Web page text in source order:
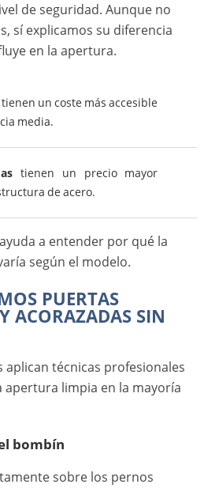
de seguridad. Aunque no
sí explicamos su diferencia
en la apertura.
tienen un coste más accesible
media.
tienen un precio mayor
de acero.
a entender por qué la
según el modelo.
PUERTAS
ACORAZADAS SIN
aplican técnicas profesionales
limpia en la mayoría
bombín
sobre los pernos